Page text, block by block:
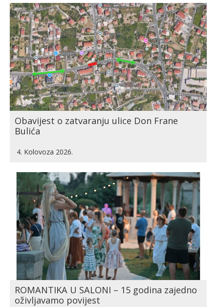
Obavijest o zatvaranju ulice Don Frane
Bulića
4. Kolovoza 2026.
ROMANTIKA U SALONI – 15 godina zajedno
oživljavamo povijest